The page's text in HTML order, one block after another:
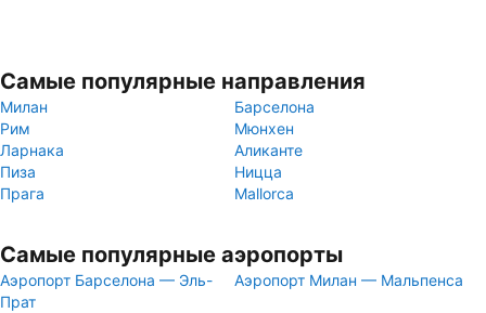
Самые популярные направления
Милан
Барселона
Рим
Мюнхен
Ларнака
Аликанте
Пиза
Ницца
Прага
Mallorca
Самые популярные аэропорты
Аэропорт Барселона — Эль-
Прат
Аэропорт Милан — Мальпенса